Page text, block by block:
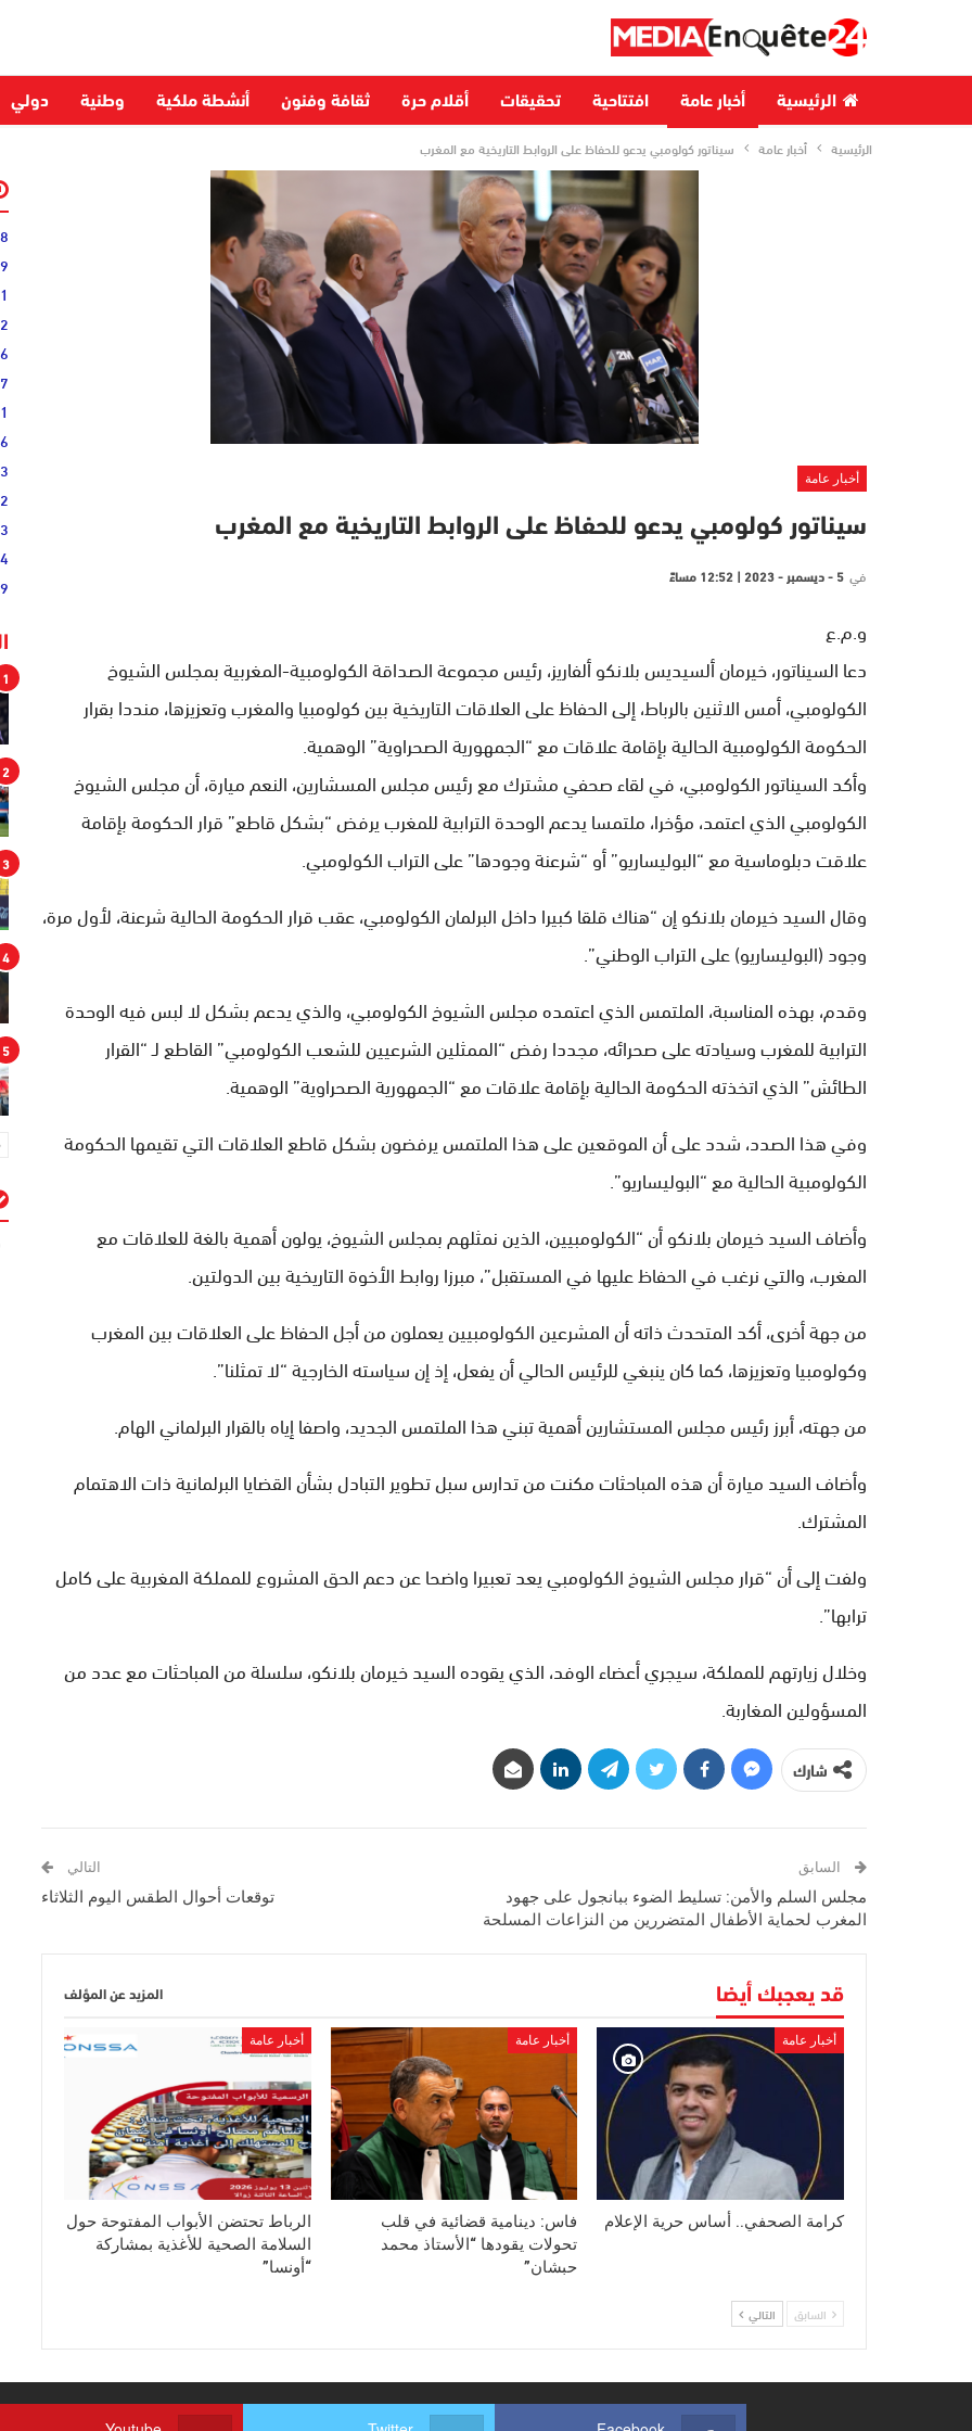
الرئيسية أخبار عامة افتتاحية تحقيقات أقلام حرة ثقافة وفنون أنشطة ملكية وطنية دولي
الرئيسية أخبار عامة سيناتور كولومبي يدعو للحفاظ على الروابط التاريخية مع المغرب
أخبار عامة
سيناتور كولومبي يدعو للحفاظ على الروابط التاريخية مع المغرب
في 5 - ديسمبر - 2023 | 12:52 مساءً
و.م.ع
دعا السيناتور، خيرمان ألسيديس بلانكو ألفاريز، رئيس مجموعة الصداقة الكولومبية-المغربية بمجلس الشيوخ
الكولومبي، أمس الاثنين بالرباط، إلى الحفاظ على العلاقات التاريخية بين كولومبيا والمغرب وتعزيزها، منددا بقرار
الحكومة الكولومبية الحالية بإقامة علاقات مع “الجمهورية الصحراوية” الوهمية.
وأكد السيناتور الكولومبي، في لقاء صحفي مشترك مع رئيس مجلس المسشارين، النعم ميارة، أن مجلس الشيوخ
الكولومبي الذي اعتمد، مؤخرا، ملتمسا يدعم الوحدة الترابية للمغرب يرفض “بشكل قاطع” قرار الحكومة بإقامة
علاقت دبلوماسية مع “البوليساريو” أو “شرعنة وجودها” على التراب الكولومبي.
وقال السيد خيرمان بلانكو إن “هناك قلقا كبيرا داخل البرلمان الكولومبي، عقب قرار الحكومة الحالية شرعنة، لأول مرة،
وجود (البوليساريو) على التراب الوطني”.
وقدم، بهذه المناسبة، الملتمس الذي اعتمده مجلس الشيوخ الكولومبي، والذي يدعم بشكل لا لبس فيه الوحدة
الترابية للمغرب وسيادته على صحرائه، مجددا رفض “الممثلين الشرعيين للشعب الكولومبي” القاطع لـ “القرار
الطائش” الذي اتخذته الحكومة الحالية بإقامة علاقات مع “الجمهورية الصحراوية” الوهمية.
وفي هذا الصدد، شدد على أن الموقعين على هذا الملتمس يرفضون بشكل قاطع العلاقات التي تقيمها الحكومة
الكولومبية الحالية مع “البوليساريو”.
وأضاف السيد خيرمان بلانكو أن “الكولومبيين، الذين نمثلهم بمجلس الشيوخ، يولون أهمية بالغة للعلاقات مع
المغرب، والتي نرغب في الحفاظ عليها في المستقبل”، مبرزا روابط الأخوة التاريخية بين الدولتين.
من جهة أخرى، أكد المتحدث ذاته أن المشرعين الكولومبيين يعملون من أجل الحفاظ على العلاقات بين المغرب
وكولومبيا وتعزيزها، كما كان ينبغي للرئيس الحالي أن يفعل، إذ إن سياسته الخارجية “لا تمثلنا”.
من جهته، أبرز رئيس مجلس المستشارين أهمية تبني هذا الملتمس الجديد، واصفا إياه بالقرار البرلماني الهام.
وأضاف السيد ميارة أن هذه المباحثات مكنت من تدارس سبل تطوير التبادل بشأن القضايا البرلمانية ذات الاهتمام
المشترك.
ولفت إلى أن “قرار مجلس الشيوخ الكولومبي يعد تعبيرا واضحا عن دعم الحق المشروع للمملكة المغربية على كامل
ترابها”.
وخلال زيارتهم للمملكة، سيجري أعضاء الوفد، الذي يقوده السيد خيرمان بلانكو، سلسلة من المباحثات مع عدد من
المسؤولين المغاربة.
شارك
السابق
مجلس السلم والأمن: تسليط الضوء ببانجول على جهود
المغرب لحماية الأطفال المتضررين من النزاعات المسلحة
التالي
توقعات أحوال الطقس اليوم الثلاثاء
قد يعجبك أيضا المزيد عن المؤلف
أخبار عامة
كرامة الصحفي.. أساس حرية الإعلام
أخبار عامة
فاس: دينامية قضائية في قلب
تحولات يقودها “الأستاذ محمد
حبشان”
أخبار عامة
الرباط تحتضن الأبواب المفتوحة حول
السلامة الصحية للأغذية بمشاركة
“أونسا”
السابق التالي
1
2
3
4
5